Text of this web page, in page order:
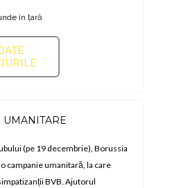
în țară
(pe 19 decembrie), Borussia
campanie umanitară, la care
BVB. Ajutorul